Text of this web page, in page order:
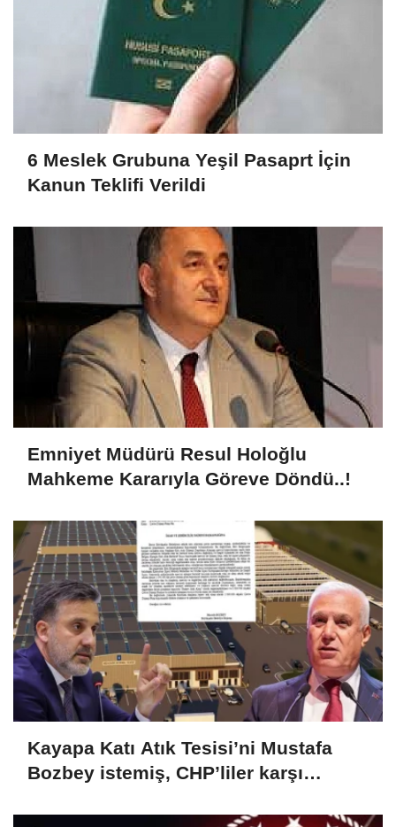
6 Meslek Grubuna Yeşil Pasaprt İçin
Kanun Teklifi Verildi
Emniyet Müdürü Resul Holoğlu
Mahkeme Kararıyla Göreve Döndü..!
Kayapa Katı Atık Tesisi’ni Mustafa
Bozbey istemiş, CHP’liler karşı